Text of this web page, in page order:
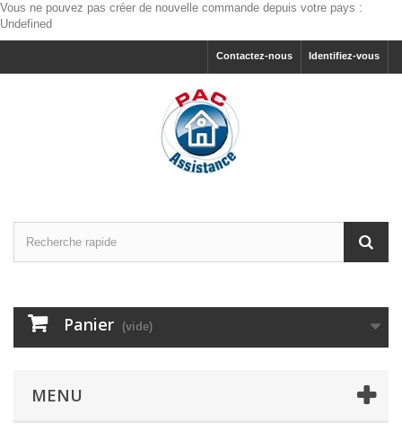
Vous ne pouvez pas créer de nouvelle commande depuis votre pays :
Undefined
Identifiez-vous
Contactez-nous
Panier (vide)
MENU